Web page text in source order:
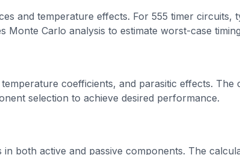
and temperature effects. For 555 timer circuits,
Carlo analysis to estimate worst-case
coefficients, and parasitic effects. The
selection to achieve desired performance.
both active and passive components. The